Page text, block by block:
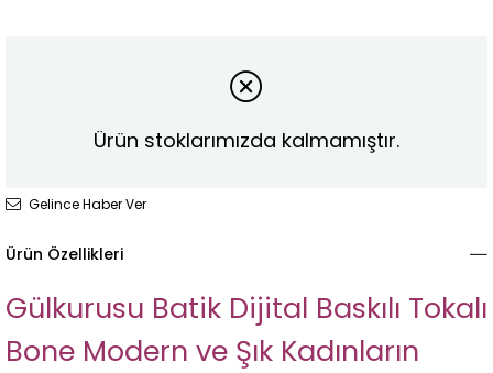
Ürün stoklarımızda kalmamıştır.
Gelince Haber Ver
Ürün Özellikleri
Gülkurusu Batik Dijital Baskılı Tokalı
Bone Modern ve Şık Kadınların